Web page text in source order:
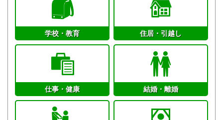
学校・教育 住居・引越し
仕事・健康 結婚・離婚